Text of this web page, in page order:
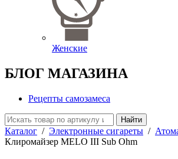
Женские
БЛОГ МАГАЗИНА
Рецепты самозамеса
Найти
Каталог / Электронные сигареты /
Клиромайзер MELO III Sub Ohm